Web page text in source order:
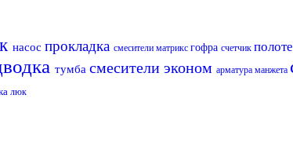
насос прокладка смесители матрикс гофра счетчик
тумба смесители эконом арматура манжета
люк